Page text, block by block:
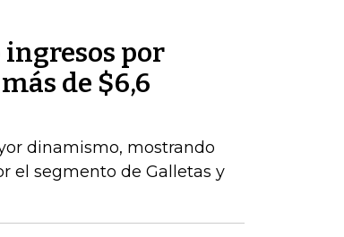
por
de $6,6
dinamismo, mostrando
el segmento de Galletas y